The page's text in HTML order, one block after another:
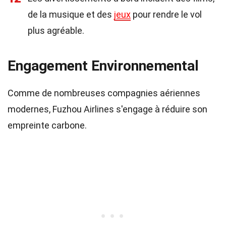
de la musique et des jeux pour rendre le vol
plus agréable.
Engagement Environnemental
Comme de nombreuses compagnies aériennes
modernes, Fuzhou Airlines s'engage à réduire son
empreinte carbone.